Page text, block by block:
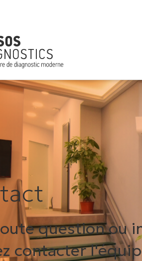
question ou
contacter